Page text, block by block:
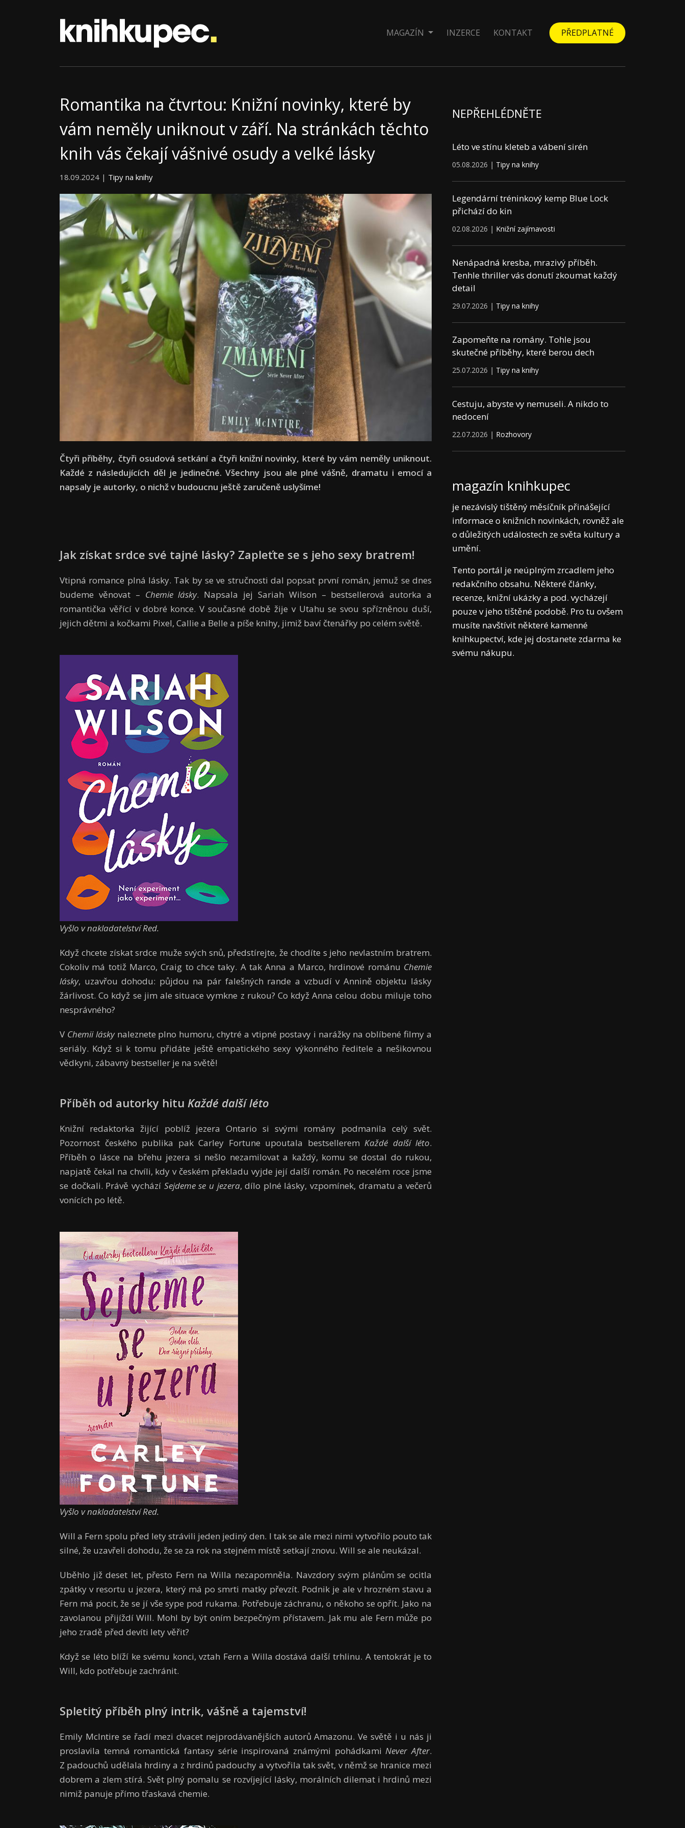
MAGAZÍN INZERCE KONTAKT PŘEDPLATNÉ
Romantika na čtvrtou: Knižní novinky, které by
vám neměly uniknout v září. Na stránkách těchto
knih vás čekají vášnivé osudy a velké lásky
18.09.2024 | Tipy na knihy
Čtyři příběhy, čtyři osudová setkání a čtyři knižní novinky, které by vám neměly uniknout.
Každé z následujících děl je jedinečné. Všechny jsou ale plné vášně, dramatu i emocí a
napsaly je autorky, o nichž v budoucnu ještě zaručeně uslyšíme!
Jak získat srdce své tajné lásky? Zapleťte se s jeho sexy bratrem!
Vtipná romance plná lásky. Tak by se ve stručnosti dal popsat první román, jemuž se dnes
budeme věnovat – Chemie lásky. Napsala jej Sariah Wilson – bestsellerová autorka a
romantička věřící v dobré konce. V současné době žije v Utahu se svou spřízněnou duší,
jejich dětmi a kočkami Pixel, Callie a Belle a píše knihy, jimiž baví čtenářky po celém světě.
Vyšlo v nakladatelství Red.
Když chcete získat srdce muže svých snů, předstírejte, že chodíte s jeho nevlastním bratrem.
Cokoliv má totiž Marco, Craig to chce taky. A tak Anna a Marco, hrdinové románu Chemie
lásky, uzavřou dohodu: půjdou na pár falešných rande a vzbudí v Annině objektu lásky
žárlivost. Co když se jim ale situace vymkne z rukou? Co když Anna celou dobu miluje toho
nesprávného?
V Chemii láskynaleznete plno humoru, chytré a vtipné postavy i narážky na oblíbené filmy a
seriály. Když si k tomu přidáte ještě empatického sexy výkonného ředitele a nešikovnou
vědkyni, zábavný bestseller je na světě!
Příběh od autorky hitu Každé další léto
Knižní redaktorka žijící poblíž jezera Ontario si svými romány podmanila celý svět.
Pozornost českého publika pak Carley Fortune upoutala bestsellerem Každé další léto.
Příběh o lásce na břehu jezera si nešlo nezamilovat a každý, komu se dostal do rukou,
napjatě čekal na chvíli, kdy v českém překladu vyjde její další román. Po necelém roce jsme
se dočkali. Právě vychází Sejdeme se u jezera, dílo plné lásky, vzpomínek, dramatu a večerů
vonících po létě.
Vyšlo v nakladatelství Red.
Will a Fern spolu před lety strávili jeden jediný den. I tak se ale mezi nimi vytvořilo pouto tak
silné, že uzavřeli dohodu, že se za rok na stejném místě setkají znovu. Will se ale neukázal.
Uběhlo již deset let, přesto Fern na Willa nezapomněla. Navzdory svým plánům se ocitla
zpátky v resortu u jezera, který má po smrti matky převzít. Podnik je ale v hrozném stavu a
Fern má pocit, že se jí vše sype pod rukama. Potřebuje záchranu, o někoho se opřít. Jako na
zavolanou přijíždí Will. Mohl by být oním bezpečným přístavem. Jak mu ale Fern může po
jeho zradě před devíti lety věřit?
Když se léto blíží ke svému konci, vztah Fern a Willa dostává další trhlinu. A tentokrát je to
Will, kdo potřebuje zachránit.
Spletitý příběh plný intrik, vášně a tajemství!
Emily McIntire se řadí mezi dvacet nejprodávanějších autorů Amazonu. Ve světě i u nás ji
proslavila temná romantická fantasy série inspirovaná známými pohádkami Never After.
Z padouchů udělala hrdiny a z hrdinů padouchy a vytvořila tak svět, v němž se hranice mezi
dobrem a zlem stírá. Svět plný pomalu se rozvíjející lásky, morálních dilemat i hrdinů mezi
nimiž panuje přímo třaskavá chemie.
NEPŘEHLÉDNĚTE
Léto ve stínu kleteb a vábení sirén
05.08.2026 | Tipy na knihy
Legendární tréninkový kemp Blue Lock
přichází do kin
02.08.2026 | Knižní zajímavosti
Nenápadná kresba, mrazivý příběh.
Tenhle thriller vás donutí zkoumat každý
detail
29.07.2026 | Tipy na knihy
Zapomeňte na romány. Tohle jsou
skutečné příběhy, které berou dech
25.07.2026 | Tipy na knihy
Cestuju, abyste vy nemuseli. A nikdo to
nedocení
22.07.2026 | Rozhovory
magazín knihkupec
je nezávislý tištěný měsíčník přinášející
informace o knižních novinkách, rovněž ale
o důležitých událostech ze světa kultury a
umění.
Tento portál je neúplným zrcadlem jeho
redakčního obsahu. Některé články,
recenze, knižní ukázky a pod. vycházejí
pouze v jeho tištěné podobě. Pro tu ovšem
musíte navštívit některé kamenné
knihkupectví, kde jej dostanete zdarma ke
svému nákupu.